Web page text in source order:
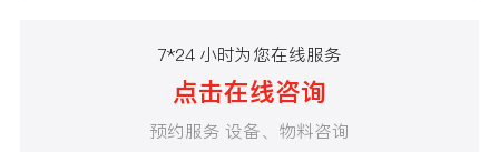
7*24 小时为您在线服务
点击在线咨询
预约服务 设备、物料咨询